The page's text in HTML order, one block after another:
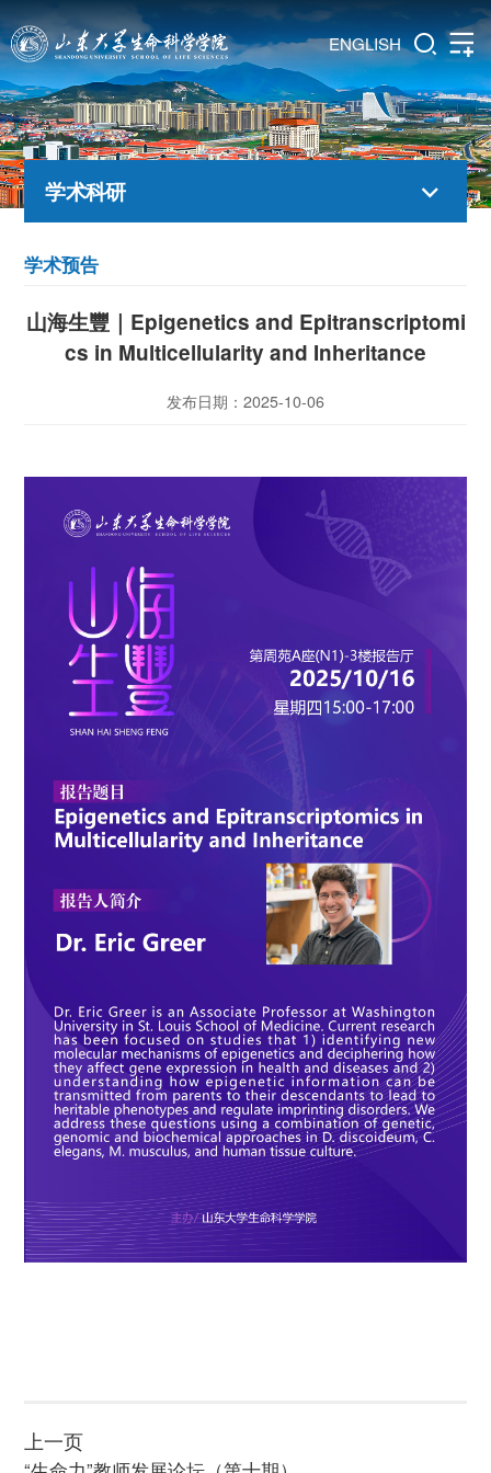
ENGLISH
学术科研
学术预告
山海生豐｜Epigenetics and Epitranscriptomi
cs in Multicellularity and Inheritance
发布日期：2025-10-06
上一页